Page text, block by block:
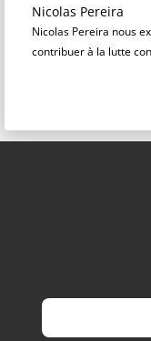
Nicolas Pereira
Nicolas Pereira nous
contribuer à la lutte